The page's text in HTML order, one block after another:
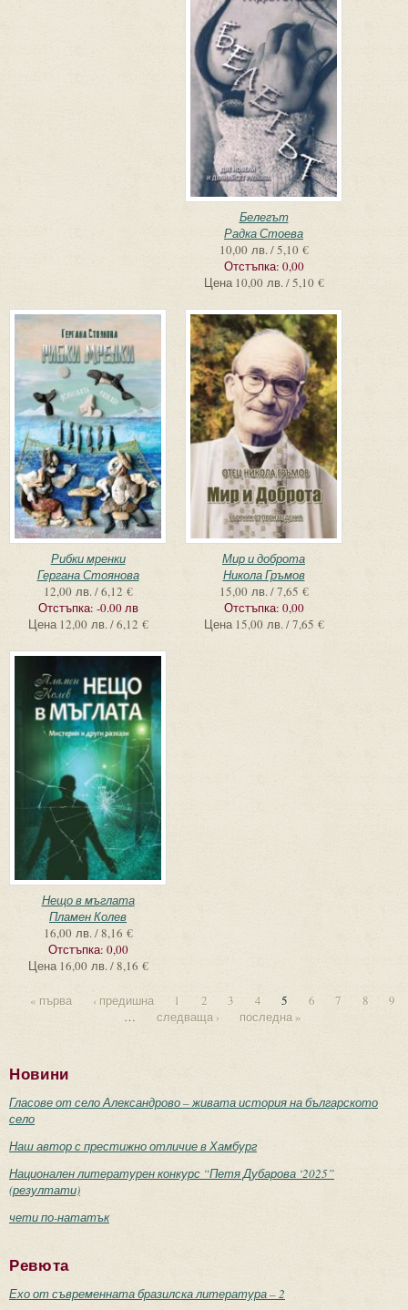
Белегът
Радка Стоева
10,00 лв. / 5,10 €
Отстъпка: 0,00
Цена 10,00 лв. / 5,10 €
Рибки мренки
Гергана Стоянова
12,00 лв. / 6,12 €
Отстъпка: -0.00 лв
Цена 12,00 лв. / 6,12 €
Мир и доброта
Никола Гръмов
15,00 лв. / 7,65 €
Отстъпка: 0,00
Цена 15,00 лв. / 7,65 €
Нещо в мъглата
Пламен Колев
16,00 лв. / 8,16 €
Отстъпка: 0,00
Цена 16,00 лв. / 8,16 €
« първа ‹ предишна 1 2 3 4 5 6 7 8
9
…
следваща › последна »
Новини
Гласове от село Александрово – живата история на българското
село
Наш автор с престижно отличие в Хамбург
Национален литературен конкурс “Петя Дубарова ‘2025”
(резултати)
чети по-нататък
Ревюта
Ехо от съвременната бразилска литература – 2